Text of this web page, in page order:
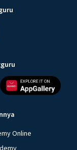
Online